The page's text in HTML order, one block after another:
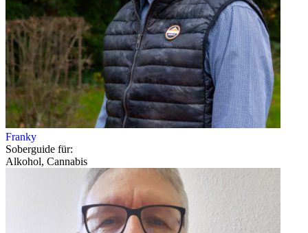
Franky
Soberguide für:
Alkohol, Cannabis